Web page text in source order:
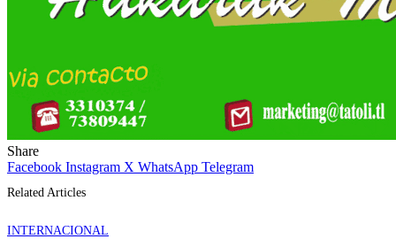
Share
Facebook Instagram X WhatsApp Telegram
Related Articles
INTERNACIONAL